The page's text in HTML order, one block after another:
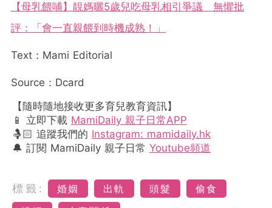
【母乳餵哺】靚媽曬5歲兒吃母乳相引爭議 無懼批
評：「會一直親餵到時機成熟！」
Text：Mami Editorial
Source：Dcard
【隨時隨地接收更多育兒教育資訊】
📱 立即下載 MamiDaily 親子日常APP
🤱🏻 追蹤我們的 Instagram: mamidaily.hk
🔔 訂閱 MamiDaily 親子日常 Youtube頻道
標籤: 婚姻 出軌 頭髮
偷食